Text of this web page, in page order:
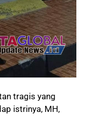
tragis yang
istrinya, MH,